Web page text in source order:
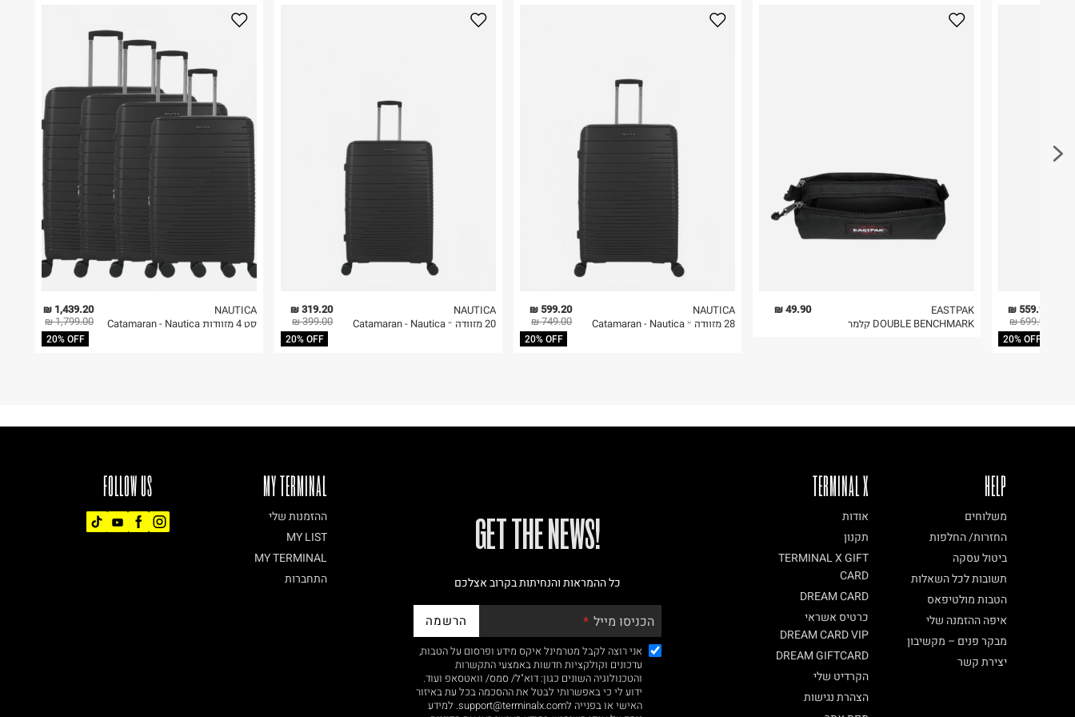
לפני החזרת החבילה, חשוב להדביק את מדבקת הגוביינא על גבי החבילה
פריטים שבירים יש להחזיר עם שליח דרך ממשק ההחזרות באתר בלבד
3. מוצרי טיפוח ניתן להחזיר סגורים באריזתם המקורית בלבד. לא ניתן
להחזיר לקים.
היבואן
טרמינל איקס אונליין בע"מ
1,439.20 ₪
1,799.00 ₪
20% OFF
NAUTICA
סט 4 מזוודות Catamaran - Nautica
319.20 ₪
399.00 ₪
20% OFF
NAUTICA
20 מזוודה ״ Catamaran - Nautica
599.20 ₪
749.00 ₪
20% OFF
NAUTICA
28 מזוודה ״ Catamaran - Nautica
49.90 ₪
EASTPAK
DOUBLE BENCHMARK קלמר
559.92 ₪
699.90 ₪
20% OFF
FOLLOW US MY TERMINAL
ההזמנות שלי
MY LIST
MY TERMINAL
התחברות
!GET THE NEWS
כל ההמראות והנחיתות בקרוב אצלכם
הכניסו מייל הרשמה
אני רוצה לקבל מטרמינל איקס מידע ופרסום על הטבות,
עדכונים וקולקציות חדשות באמצעי התקשרות
והטכנולוגיה השונים כגון: דוא"ל/ סמס/ וואטסאפ ועוד.
ידוע לי כי באפשרותי לבטל את ההסכמה בכל עת באיזור
האישי או בפנייה לsupport@terminalx.com. למידע
TERMINAL X
אודות
תקנון
TERMINAL X GIFT
CARD
DREAM CARD
כרטיס אשראי
DREAM CARD VIP
DREAM GIFTCARD
הקרדיט שלי
הצהרת נגישות
HELP
משלוחים
החזרות/ החלפות
ביטול עסקה
תשובות לכל השאלות
הטבות מולטיפאס
איפה ההזמנה שלי
מבקר פנים – מקשיבון
יצירת קשר